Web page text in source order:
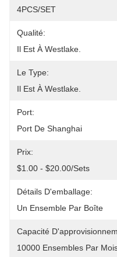
4PCS/SET
Qualité:
Il Est À Westlake.
Le Type:
Il Est À Westlake.
Port:
Port De Shanghai
Prix:
$1.00 - $20.00/sets
Détails D'emballage:
Un Ensemble Par Boîte
Capacité
10000 Ensembles Par